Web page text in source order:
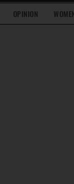
OPINION